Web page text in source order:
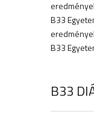
B33
B33
B33